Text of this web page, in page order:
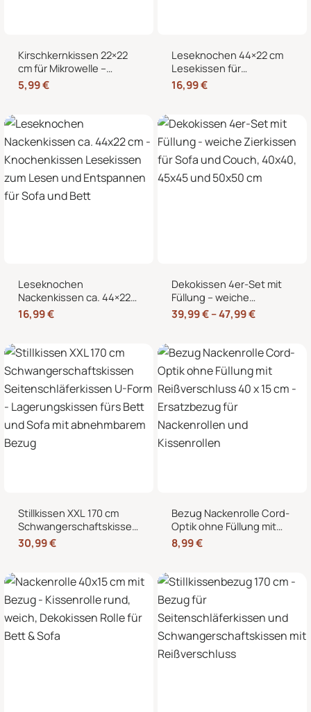
Kirschkernkissen 22×22
cm für Mikrowelle –
Körnerkissen als
Wärmekissen und
5,99€
Leseknochen 44×22 cm
Lesekissen für
Erwachsene –
Nackenkissen in
Bett und Sessel
16,99€
Leseknochen
Nackenkissen ca. 44×22
cm – Knochenkissen
Lesekissen zum Lesen
und Bett
16,99€
Dekokissen 4er-Set mit
Füllung – weiche
Zierkissen für Sofa und
Couch, 40×40, 45×45
39,99€–47,99€
Stillkissen XXL 170 cm
Schwangerschaftskissen
Seitenschläferkissen U-
Form – Lagerungskissen
abnehmbarem Bezug
30,99€
Bezug Nackenrolle Cord-
Optik ohne Füllung mit
Reißverschluss 40 x 15
cm – Ersatzbezug für
Kissenrollen
8,99€